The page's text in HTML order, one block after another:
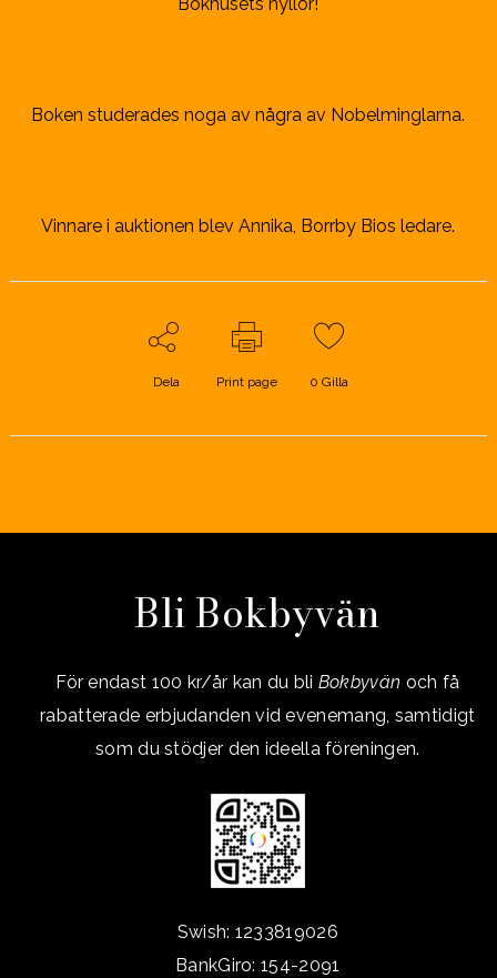
Bokhusets hyllor!
Boken studerades noga av några av Nobelminglarna.
Vinnare i auktionen blev Annika, Borrby Bios ledare.
Dela Print page 0 Gilla
Bli Bokbyvän
För endast 100 kr/år kan du bli Bokbyvän och få
rabatterade erbjudanden vid evenemang, samtidigt
som du stödjer den ideella föreningen.
Swish: 1233819026
BankGiro: 154-2091